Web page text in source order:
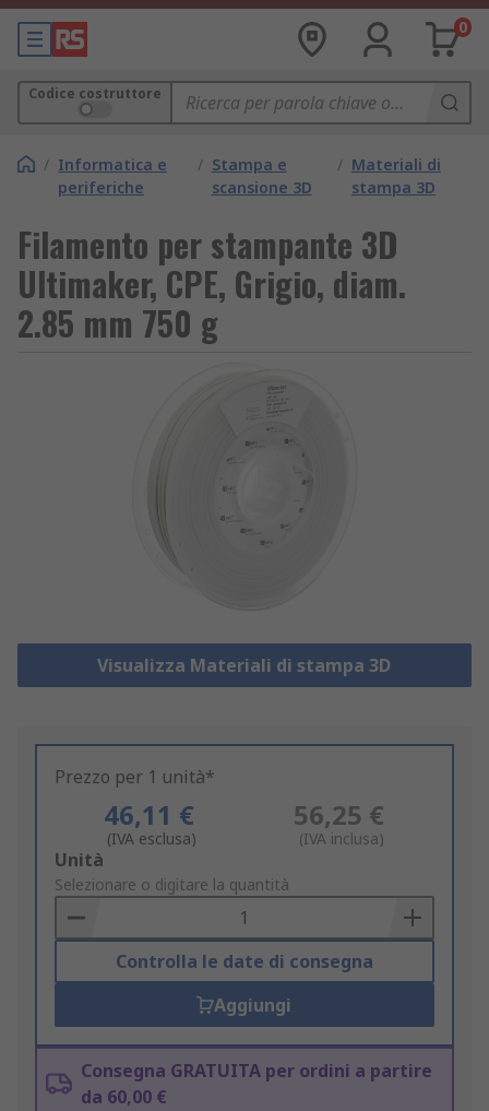
0
Codice costruttore
/ Informatica e
periferiche
/ Stampa e
scansione 3D
/ Materiali di
stampa 3D
Filamento per stampante 3D
Ultimaker, CPE, Grigio, diam.
2.85 mm 750 g
Visualizza Materiali di stampa 3D
Prezzo per 1 unità*
46,11 €
(IVA esclusa)
56,25 €
(IVA inclusa)
Add
to
Basket
Unità
Selezionare o digitare la quantità
Controlla le date di consegna
Aggiungi
Consegna GRATUITA per ordini a partire
da 60,00 €